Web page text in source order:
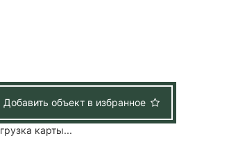
Добавить объект в избранное
карты...